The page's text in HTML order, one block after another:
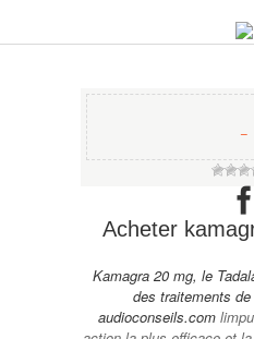
−
Acheter
Kamagra 20 mg, le
des traitements de
audioconseils.com